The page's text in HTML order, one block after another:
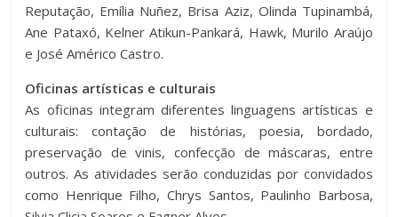
Reputação, Emília Nuñez, Brisa Aziz, Olinda Tupinambá,
Ane Pataxó, Kelner Atikun-Pankará, Hawk, Murilo Araújo
e José Américo Castro.
Oficinas artísticas e culturais
As oficinas integram diferentes linguagens artísticas e
culturais: contação de histórias, poesia, bordado,
preservação de vinis, confecção de máscaras, entre
outros. As atividades serão conduzidas por convidados
como Henrique Filho, Chrys Santos, Paulinho Barbosa,